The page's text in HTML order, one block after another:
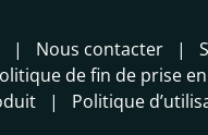
Nous contacter
de fin de prise
Politique